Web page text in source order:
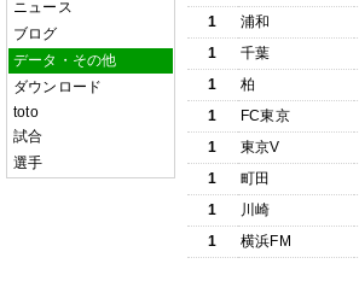
ニュース
ブログ
データ・その他
ダウンロード
toto
試合
選手
1
浦和
1
千葉
1
柏
1
FC東京
1
東京V
1
町田
1
川崎
1
横浜FM